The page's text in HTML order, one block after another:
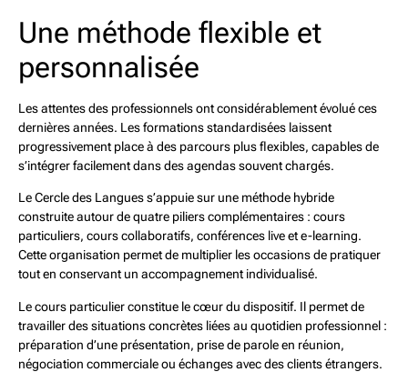
Une méthode flexible et
personnalisée
Les attentes des professionnels ont considérablement évolué ces
dernières années. Les formations standardisées laissent
progressivement place à des parcours plus flexibles, capables de
s’intégrer facilement dans des agendas souvent chargés.
Le Cercle des Langues s’appuie sur une méthode hybride
construite autour de quatre piliers complémentaires : cours
particuliers, cours collaboratifs, conférences live et e-learning.
Cette organisation permet de multiplier les occasions de pratiquer
tout en conservant un accompagnement individualisé.
Le cours particulier constitue le cœur du dispositif. Il permet de
travailler des situations concrètes liées au quotidien professionnel :
préparation d’une présentation, prise de parole en réunion,
négociation commerciale ou échanges avec des clients étrangers.